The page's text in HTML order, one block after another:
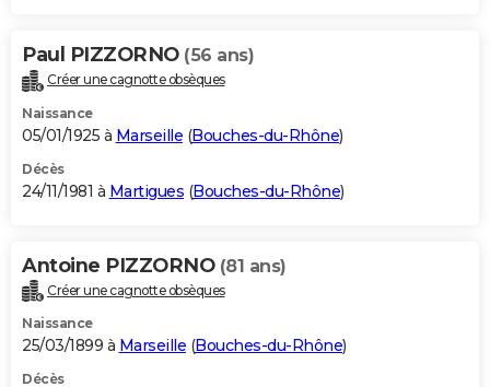
Paul PIZZORNO (56 ans)
Créer une cagnotte obsèques
Naissance
05/01/1925 à Marseille (Bouches-du-Rhône)
Décès
24/11/1981 à Martigues (Bouches-du-Rhône)
Antoine PIZZORNO (81 ans)
Créer une cagnotte obsèques
Naissance
25/03/1899 à Marseille (Bouches-du-Rhône)
Décès